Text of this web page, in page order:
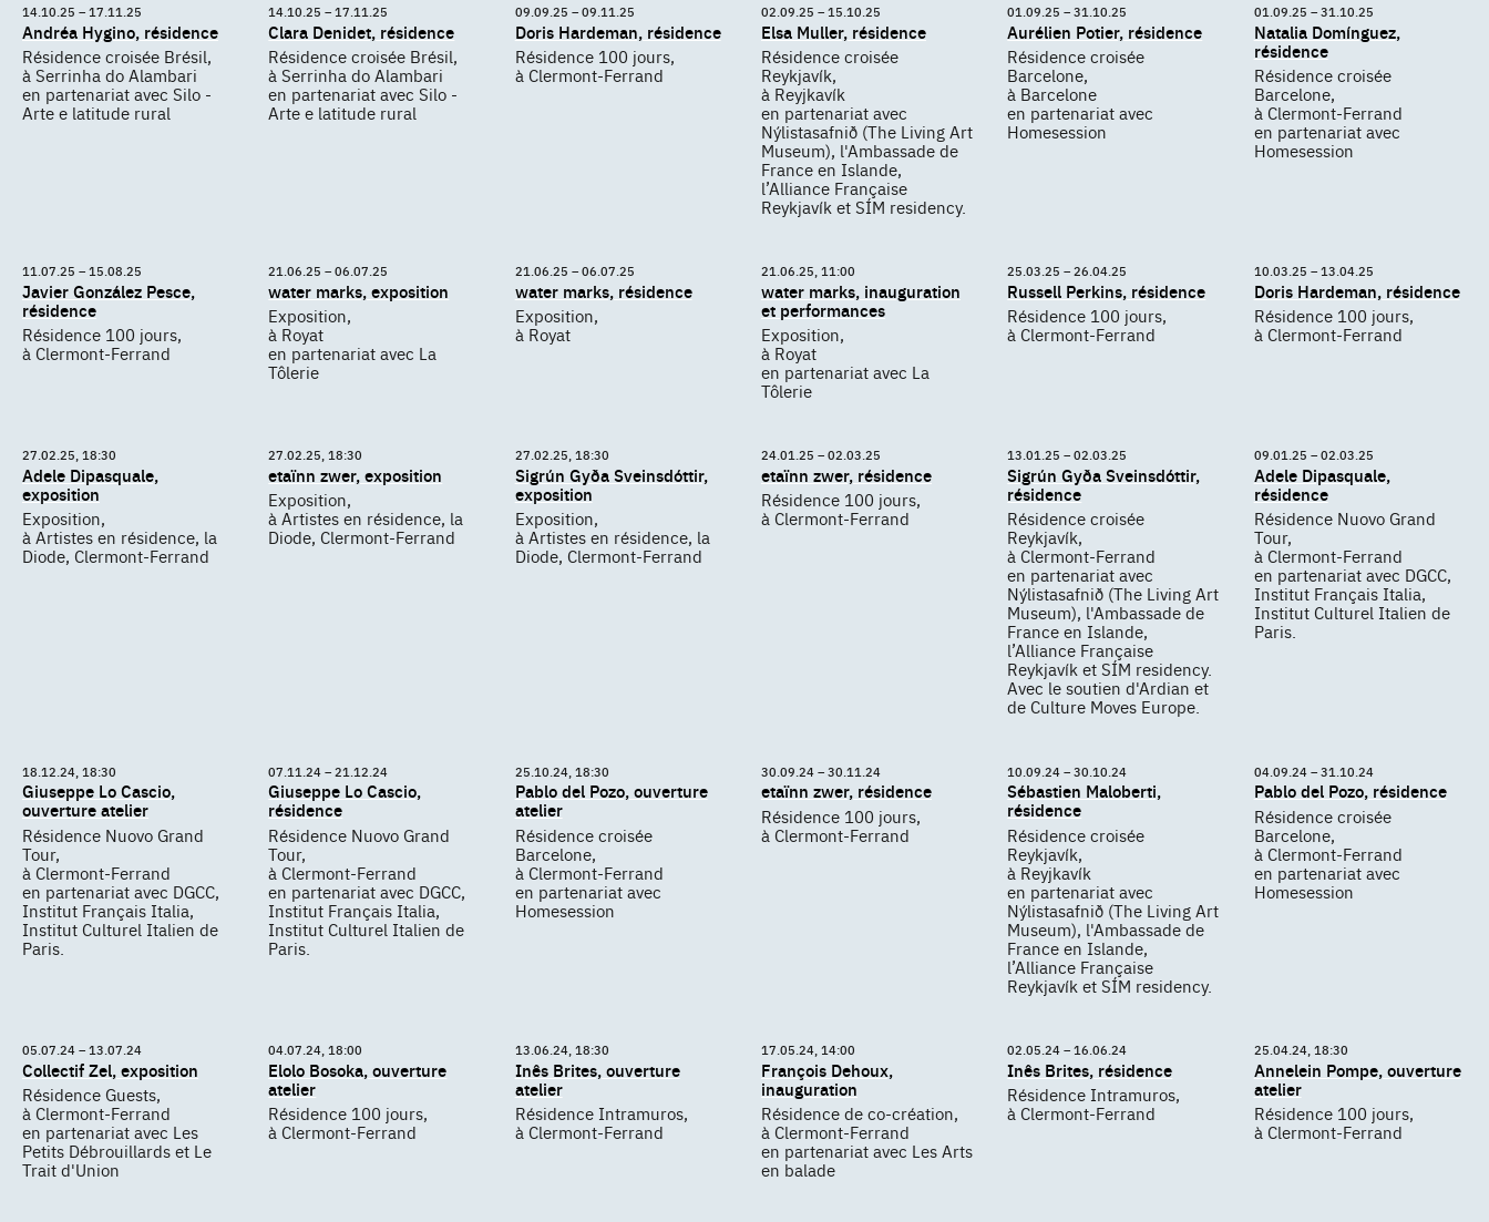
14.10.25 – 17.11.25
Andréa Hygino, résidence
Résidence croisée Brésil,
à Serrinha do Alambari
en partenariat avec Silo -
Arte e latitude rural
14.10.25 – 17.11.25
Clara Denidet, résidence
Résidence croisée Brésil,
à Serrinha do Alambari
en partenariat avec Silo -
Arte e latitude rural
09.09.25 – 09.11.25
Doris Hardeman, résidence
Résidence 100 jours,
à Clermont-Ferrand
02.09.25 – 15.10.25
Elsa Muller, résidence
Résidence croisée
Reykjavík,
à Reyjkavík
en partenariat avec
Nýlistasafnið (The Living Art
Museum), l'Ambassade de
France en Islande,
l’Alliance Française
Reykjavík et SÍM residency.
01.09.25 – 31.10.25
Aurélien Potier, résidence
Résidence croisée
Barcelone,
à Barcelone
en partenariat avec
Homesession
01.09.25 – 31.10.25
Natalia Domínguez,
résidence
Résidence croisée
Barcelone,
à Clermont-Ferrand
en partenariat avec
Homesession
11.07.25 – 15.08.25
Javier González Pesce,
résidence
Résidence 100 jours,
à Clermont-Ferrand
21.06.25 – 06.07.25
water marks, exposition
Exposition,
à Royat
en partenariat avec La
Tôlerie
21.06.25 – 06.07.25
water marks, résidence
Exposition,
à Royat
21.06.25, 11:00
water marks, inauguration
et performances
Exposition,
à Royat
en partenariat avec La
Tôlerie
25.03.25 – 26.04.25
Russell Perkins, résidence
Résidence 100 jours,
à Clermont-Ferrand
10.03.25 – 13.04.25
Doris Hardeman, résidence
Résidence 100 jours,
à Clermont-Ferrand
27.02.25, 18:30
Adele Dipasquale,
exposition
Exposition,
à Artistes en résidence, la
Diode, Clermont-Ferrand
27.02.25, 18:30
etaïnn zwer, exposition
Exposition,
à Artistes en résidence, la
Diode, Clermont-Ferrand
27.02.25, 18:30
Sigrún Gyða Sveinsdóttir,
exposition
Exposition,
à Artistes en résidence, la
Diode, Clermont-Ferrand
24.01.25 – 02.03.25
etaïnn zwer, résidence
Résidence 100 jours,
à Clermont-Ferrand
13.01.25 – 02.03.25
Sigrún Gyða Sveinsdóttir,
résidence
Résidence croisée
Reykjavík,
à Clermont-Ferrand
en partenariat avec
Nýlistasafnið (The Living Art
Museum), l'Ambassade de
France en Islande,
l’Alliance Française
Reykjavík et SÍM residency.
Avec le soutien d'Ardian et
de Culture Moves Europe.
09.01.25 – 02.03.25
Adele Dipasquale,
résidence
Résidence Nuovo Grand
Tour,
à Clermont-Ferrand
en partenariat avec DGCC,
Institut Français Italia,
Institut Culturel Italien de
Paris.
18.12.24, 18:30
Giuseppe Lo Cascio,
ouverture atelier
Résidence Nuovo Grand
Tour,
à Clermont-Ferrand
en partenariat avec DGCC,
Institut Français Italia,
Institut Culturel Italien de
Paris.
07.11.24 – 21.12.24
Giuseppe Lo Cascio,
résidence
Résidence Nuovo Grand
Tour,
à Clermont-Ferrand
en partenariat avec DGCC,
Institut Français Italia,
Institut Culturel Italien de
Paris.
25.10.24, 18:30
Pablo del Pozo, ouverture
atelier
Résidence croisée
Barcelone,
à Clermont-Ferrand
en partenariat avec
Homesession
30.09.24 – 30.11.24
etaïnn zwer, résidence
Résidence 100 jours,
à Clermont-Ferrand
10.09.24 – 30.10.24
Sébastien Maloberti,
résidence
Résidence croisée
Reykjavík,
à Reyjkavík
en partenariat avec
Nýlistasafnið (The Living Art
Museum), l'Ambassade de
France en Islande,
l’Alliance Française
Reykjavík et SÍM residency.
04.09.24 – 31.10.24
Pablo del Pozo, résidence
Résidence croisée
Barcelone,
à Clermont-Ferrand
en partenariat avec
Homesession
05.07.24 – 13.07.24
Collectif Zel, exposition
Résidence Guests,
à Clermont-Ferrand
en partenariat avec Les
Petits Débrouillards et Le
Trait d'Union
04.07.24, 18:00
Elolo Bosoka, ouverture
atelier
Résidence 100 jours,
à Clermont-Ferrand
13.06.24, 18:30
Inês Brites, ouverture
atelier
Résidence Intramuros,
à Clermont-Ferrand
17.05.24, 14:00
François Dehoux,
inauguration
Résidence de co-création,
à Clermont-Ferrand
en partenariat avec Les Arts
en balade
02.05.24 – 16.06.24
Inês Brites, résidence
Résidence Intramuros,
à Clermont-Ferrand
25.04.24, 18:30
Annelein Pompe, ouverture
atelier
Résidence 100 jours,
à Clermont-Ferrand